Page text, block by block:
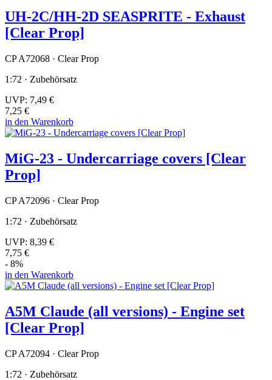
UH-2C/HH-2D SEASPRITE - Exhaust
[Clear Prop]
CP A72068 · Clear Prop
1:72 · Zubehörsatz
UVP: 7,49 €
7,25 €
in den Warenkorb
MiG-23 - Undercarriage covers [Clear
Prop]
CP A72096 · Clear Prop
1:72 · Zubehörsatz
UVP: 8,39 €
7,75 €
- 8%
in den Warenkorb
A5M Claude (all versions) - Engine set
[Clear Prop]
CP A72094 · Clear Prop
1:72 · Zubehörsatz